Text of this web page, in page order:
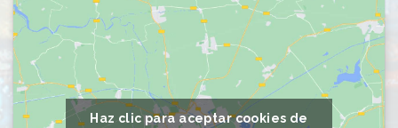
Haz clic para aceptar cookies de